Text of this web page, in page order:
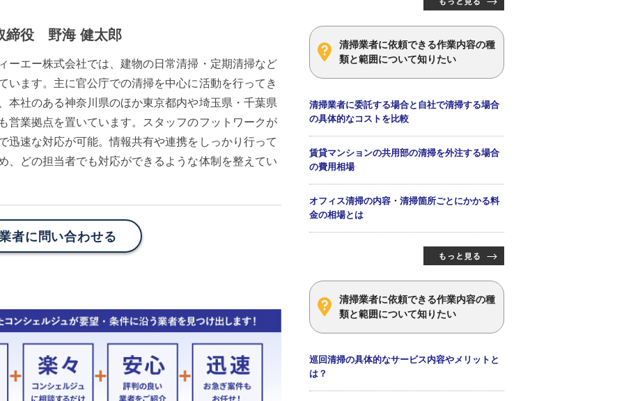
締役 野海 健太郎
ーエー株式会社では、建物の日常清掃・定期清掃など
います。主に官公庁での清掃を中心に活動を行ってき
本社のある神奈川県のほか東京都内や埼玉県・千葉県
営業拠点を置いています。スタッフのフットワークが
迅速な対応が可能。情報共有や連携をしっかり行って
、どの担当者でも対応ができるような体制を整えてい
者に問い合わせる
清掃業者に依頼できる作業内容の種
類と範囲について知りたい
清掃業者に委託する場合と自社で清掃する場合
の具体的なコストを比較
賃貸マンションの共用部の清掃を外注する場合
の費用相場
オフィス清掃の内容・清掃箇所ごとにかかる料
金の相場とは
清掃業者に依頼できる作業内容の種
類と範囲について知りたい
巡回清掃の具体的なサービス内容やメリットと
は？